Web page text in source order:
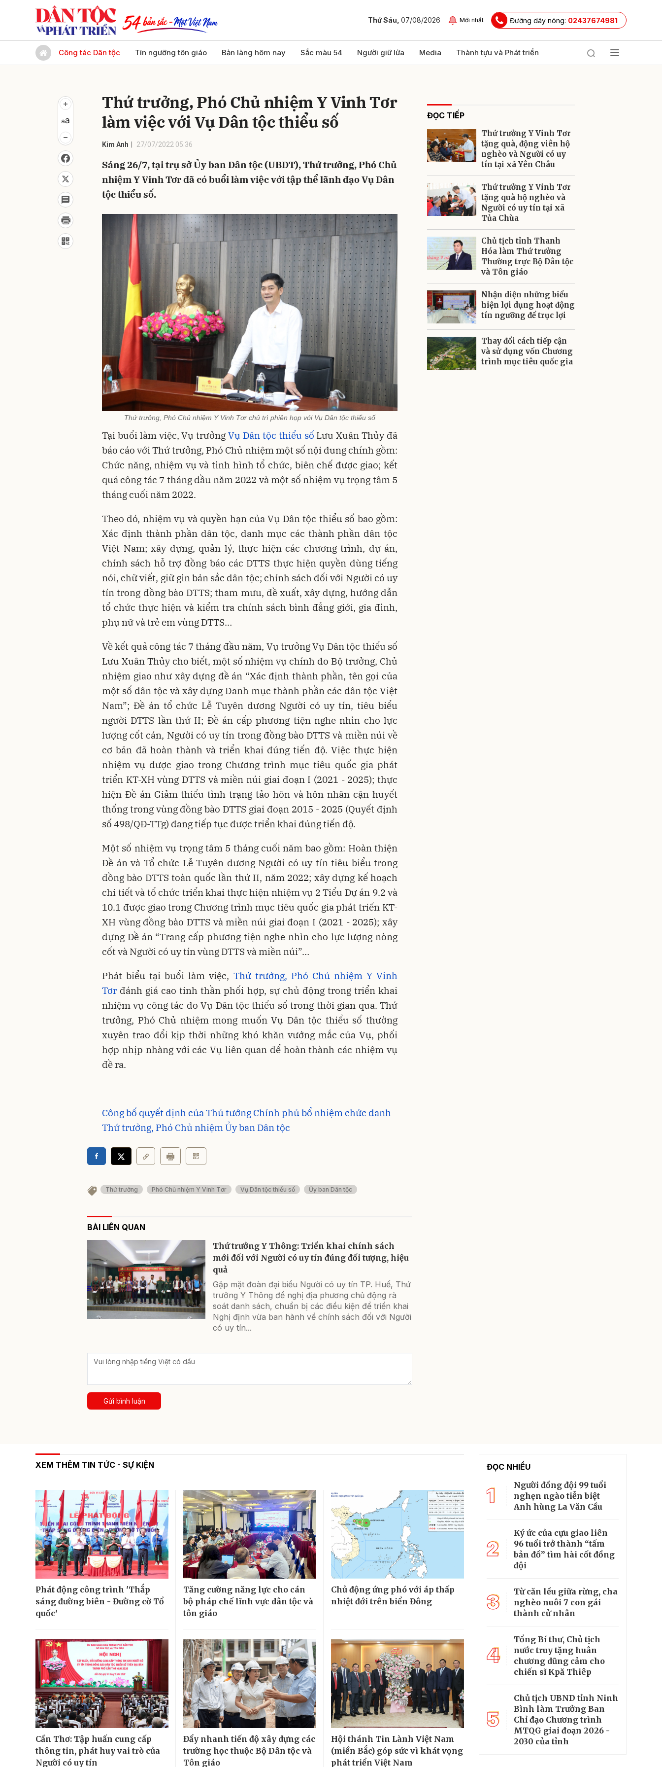
Thứ Sáu, 07/08/2026 Mới nhất Đường dây nóng: 02437674981
Công tác Dân tộc Tín ngưỡng tôn giáo Bản làng hôm nay Sắc màu 54 Người giữ lửa Media Thành tựu và Phát triển
Thứ trưởng, Phó Chủ nhiệm Y Vinh Tơr
làm việc với Vụ Dân tộc thiểu số
Kim Anh 27/07/2022 05:36
Sáng 26/7, tại trụ sở Ủy ban Dân tộc (UBDT), Thứ trưởng, Phó Chủ
nhiệm Y Vinh Tơr đã có buổi làm việc với tập thể lãnh đạo Vụ Dân
tộc thiểu số.
Thứ trưởng, Phó Chủ nhiệm Y Vinh Tơr chủ trì phiên họp với Vụ Dân tộc thiểu số
Tại buổi làm việc, Vụ trưởngVụ Dân tộc thiểu số Lưu Xuân Thủy đã
báo cáo với Thứ trưởng, Phó Chủ nhiệm một số nội dung chính gồm:
Chức năng, nhiệm vụ và tình hình tổ chức, biên chế được giao; kết
quả công tác 7 tháng đầu năm 2022 và một số nhiệm vụ trọng tâm 5
tháng cuối năm 2022.
Theo đó, nhiệm vụ và quyền hạn của Vụ Dân tộc thiểu số bao gồm:
Xác định thành phần dân tộc, danh mục các thành phần dân tộc
Việt Nam; xây dựng, quản lý, thực hiện các chương trình, dự án,
chính sách hỗ trợ đồng báo các DTTS thực hiện quyền dùng tiếng
nói, chữ viết, giữ gìn bản sắc dân tộc; chính sách đối với Người có uy
tín trong đồng bào DTTS; tham mưu, đề xuất, xây dựng, hướng dẫn
tổ chức thực hiện và kiểm tra chính sách bình đẳng giới, gia đình,
phụ nữ và trẻ em vùng DTTS…
Về kết quả công tác 7 tháng đầu năm, Vụ trưởng Vụ Dân tộc thiểu số
Lưu Xuân Thủy cho biết, một số nhiệm vụ chính do Bộ trưởng, Chủ
nhiệm giao như xây dựng đề án “Xác định thành phần, tên gọi của
một số dân tộc và xây dựng Danh mục thành phần các dân tộc Việt
Nam”; Đề án tổ chức Lễ Tuyên dương Người có uy tín, tiêu biểu
người DTTS lần thứ II; Đề án cấp phương tiện nghe nhìn cho lực
lượng cốt cán, Người có uy tín trong đồng bào DTTS và miền núi về
cơ bản đã hoàn thành và triển khai đúng tiến độ. Việc thực hiện
nhiệm vụ được giao trong Chương trình mục tiêu quốc gia phát
triển KT-XH vùng DTTS và miền núi giai đoạn I (2021 - 2025); thực
hiện Đề án Giảm thiểu tình trạng tảo hôn và hôn nhân cận huyết
thống trong vùng đồng bào DTTS giai đoạn 2015 - 2025 (Quyết định
số 498/QĐ-TTg) đang tiếp tục được triển khai đúng tiến độ.
Một số nhiệm vụ trọng tâm 5 tháng cuối năm bao gồm: Hoàn thiện
Đề án và Tổ chức Lễ Tuyên dương Người có uy tín tiêu biểu trong
đồng bào DTTS toàn quốc lần thứ II, năm 2022; xây dựng kế hoạch
chi tiết và tổ chức triển khai thực hiện nhiệm vụ 2 Tiểu Dự án 9.2 và
10.1 được giao trong Chương trình mục tiêu quốc gia phát triển KT-
XH vùng đồng bào DTTS và miền núi giai đoạn I (2021 - 2025); xây
dựng Đề án “Trang cấp phương tiện nghe nhìn cho lực lượng nòng
cốt và Người có uy tín vùng DTTS và miền núi”…
Phát biểu tại buổi làm việc, Thứ trưởng, Phó Chủ nhiệm Y Vinh
Tơrđánh giá cao tinh thần phối hợp, sự chủ động trong triển khai
nhiệm vụ công tác do Vụ Dân tộc thiểu số trong thời gian qua. Thứ
trưởng, Phó Chủ nhiệm mong muốn Vụ Dân tộc thiểu số thường
xuyên trao đổi kịp thời những khó khăn vướng mắc của Vụ, phối
hợp nhịp nhàng với các Vụ liên quan để hoàn thành các nhiệm vụ
đề ra.
Công bố quyết định của Thủ tướng Chính phủ bổ nhiệm chức danh
Thứ trưởng, Phó Chủ nhiệm Ủy ban Dân tộc
Thứ trưởng Phó Chủ nhiệm Y Vinh Tơr Vụ Dân tộc thiểu số Ủy ban Dân tộc
BÀI LIÊN QUAN
Thứ trưởng Y Thông: Triển khai chính sách
mới đối với Người có uy tín đúng đối tượng, hiệu
quả
Gặp mặt đoàn đại biểu Người có uy tín TP. Huế, Thứ
trưởng Y Thông đề nghị địa phương chủ động rà
soát danh sách, chuẩn bị các điều kiện để triển khai
Nghị định vừa ban hành về chính sách đối với Người
có uy tín...
Gửi bình luận
ĐỌC TIẾP
Thứ trưởng Y Vinh Tơr
tặng quà, động viên hộ
nghèo và Người có uy
tín tại xã Yên Châu
Thứ trưởng Y Vinh Tơr
tặng quà hộ nghèo và
Người có uy tín tại xã
Tủa Chùa
Chủ tịch tỉnh Thanh
Hóa làm Thứ trưởng
Thường trực Bộ Dân tộc
và Tôn giáo
Nhận diện những biểu
hiện lợi dụng hoạt động
tín ngưỡng để trục lợi
Thay đổi cách tiếp cận
và sử dụng vốn Chương
trình mục tiêu quốc gia
XEM THÊM TIN TỨC - SỰ KIỆN
Phát động công trình 'Thắp
sáng đường biên - Đường cờ Tổ
quốc'
Tăng cường năng lực cho cán
bộ pháp chế lĩnh vực dân tộc và
tôn giáo
Chủ động ứng phó với áp thấp
nhiệt đới trên biển Đông
Cần Thơ: Tập huấn cung cấp
thông tin, phát huy vai trò của
Người có uy tín
Đẩy nhanh tiến độ xây dựng các
trường học thuộc Bộ Dân tộc và
Tôn giáo
Hội thánh Tin Lành Việt Nam
(miền Bắc) góp sức vì khát vọng
phát triển Việt Nam
ĐỌC NHIỀU
1
Người đồng đội 99 tuổi
nghẹn ngào tiễn biệt
Anh hùng La Văn Cầu
2
Ký ức của cựu giao liên
96 tuổi trở thành “tấm
bản đồ” tìm hài cốt đồng
đội
3
Từ căn lều giữa rừng, cha
nghèo nuôi 7 con gái
thành cử nhân
4
Tổng Bí thư, Chủ tịch
nước truy tặng huân
chương dũng cảm cho
chiến sĩ Kpă Thiêp
5
Chủ tịch UBND tỉnh Ninh
Bình làm Trưởng Ban
Chỉ đạo Chương trình
MTQG giai đoạn 2026 -
2030 của tỉnh
Gửi bình luận
Hủy Gửi